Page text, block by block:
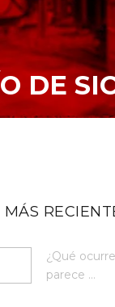
DE
MÁS
¿Qué
parece ...